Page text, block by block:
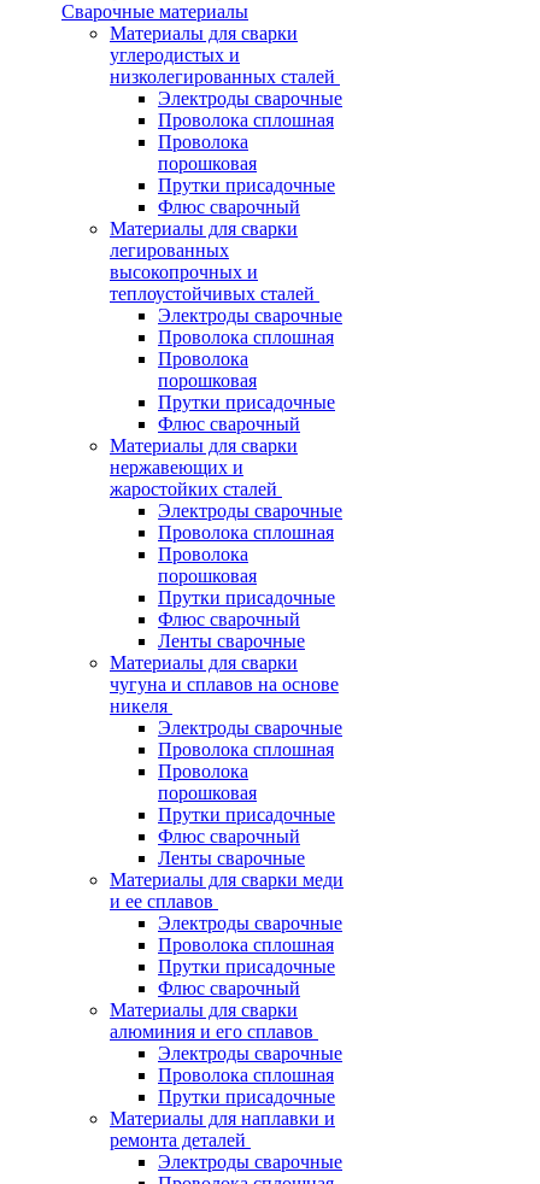
Сварочные материалы
Материалы для сварки
углеродистых и
низколегированных сталей
Электроды сварочные
Проволока сплошная
Проволока
порошковая
Прутки присадочные
Флюс сварочный
Материалы для сварки
легированных
высокопрочных и
теплоустойчивых сталей
Электроды сварочные
Проволока сплошная
Проволока
порошковая
Прутки присадочные
Флюс сварочный
Материалы для сварки
нержавеющих и
жаростойких сталей
Электроды сварочные
Проволока сплошная
Проволока
порошковая
Прутки присадочные
Флюс сварочный
Ленты сварочные
Материалы для сварки
чугуна и сплавов на основе
никеля
Электроды сварочные
Проволока сплошная
Проволока
порошковая
Прутки присадочные
Флюс сварочный
Ленты сварочные
Материалы для сварки меди
и ее сплавов
Электроды сварочные
Проволока сплошная
Прутки присадочные
Флюс сварочный
Материалы для сварки
алюминия и его сплавов
Электроды сварочные
Проволока сплошная
Прутки присадочные
Материалы для наплавки и
ремонта деталей
Электроды сварочные